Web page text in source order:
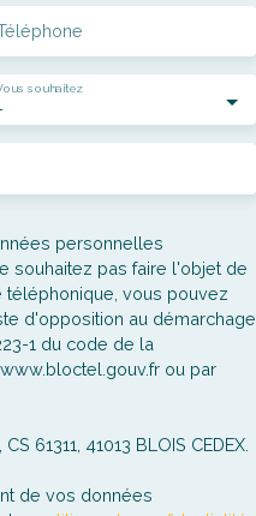
souhaitez
personnelles
souhaitez pas faire l'objet de
vous pouvez
d'opposition au démarchage
1 du code de la
ou par
61311, 41013 BLOIS CEDEX.
de vos données